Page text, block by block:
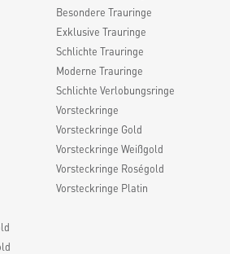
Besondere Trauringe
Exklusive Trauringe
Schlichte Trauringe
Moderne Trauringe
Schlichte Verlobungsringe
Vorsteckringe
Vorsteckringe Gold
Vorsteckringe Weißgold
Vorsteckringe Roségold
Vorsteckringe Platin